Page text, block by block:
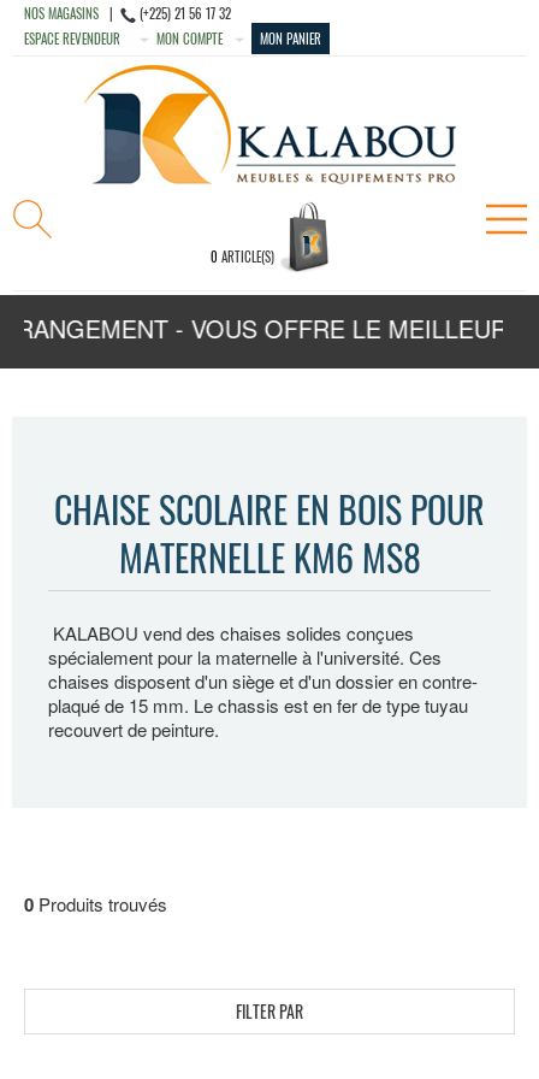
NOS MAGASINS |
(+225) 21 56 17 32
ESPACE REVENDEUR
MON COMPTE MON PANIER
0 ARTICLE(S)
- VOUS OFFRE LE MEILLEUR
CHAISE SCOLAIRE EN BOIS POUR
MATERNELLE KM6 MS8
KALABOU vend des chaises solides conçues
spécialement pour la maternelle à l'université. Ces
chaises disposent d'un siège et d'un dossier en contre-
plaqué de 15 mm. Le chassis est en fer de type tuyau
recouvert de peinture.
0 Produits trouvés
FILTER PAR